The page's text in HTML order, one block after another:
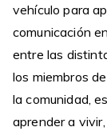
vehículo para
comunicación
entre las
los miembros
la comunidad,
aprender a